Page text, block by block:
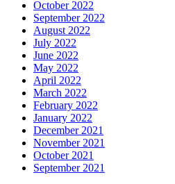
October 2022
September 2022
August 2022
July 2022
June 2022
May 2022
April 2022
March 2022
February 2022
January 2022
December 2021
November 2021
October 2021
September 2021